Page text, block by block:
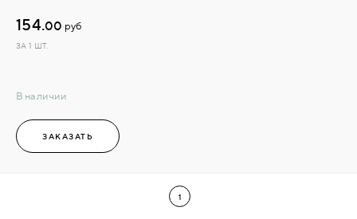
В наличии
154.00 руб
ЗА 1 ШТ.
ЗАКАЗАТЬ
1